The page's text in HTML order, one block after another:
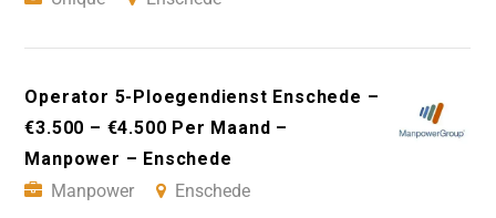
Operator 5-Ploegendienst Enschede –
€3.500 – €4.500 Per Maand –
Manpower – Enschede
Manpower
Enschede